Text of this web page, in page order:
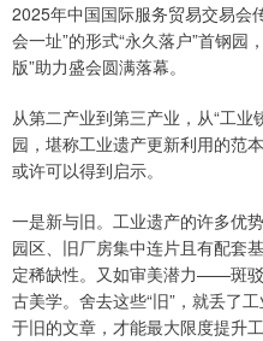
2025年中国国际服务贸易交易会
会一址”的形式“永久落户”首钢园
版”助力盛会圆满落幕。
从第二产业到第三产业，从“工业
园，堪称工业遗产更新利用的范
或许可以得到启示。
一是新与旧。工业遗产的许多优
园区、旧厂房集中连片且有配套
定稀缺性。又如审美潜力——斑
古美学。舍去这些“旧”，就丢了
于旧的文章，才能最大限度提升